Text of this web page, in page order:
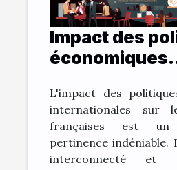
Impact des
économiques
vitalité des
françaises
L'impact des
internationales sur
françaises est
pertinence indéniable.
interconnecté et